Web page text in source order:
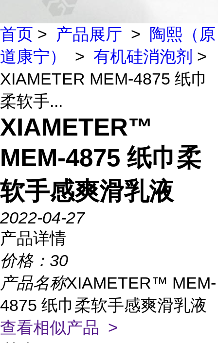
首页 > 产品展厅 >
陶熙（原
道康宁）
> 有机硅消泡剂 >
XIAMETER MEM-4875 纸巾
柔软手...
XIAMETER™
MEM-4875 纸巾柔
软手感爽滑乳液
2022-04-27
产品详情
价格： 30
产品名称XIAMETER™ MEM-
4875 纸巾柔软手感爽滑乳液
查看相似产品 >